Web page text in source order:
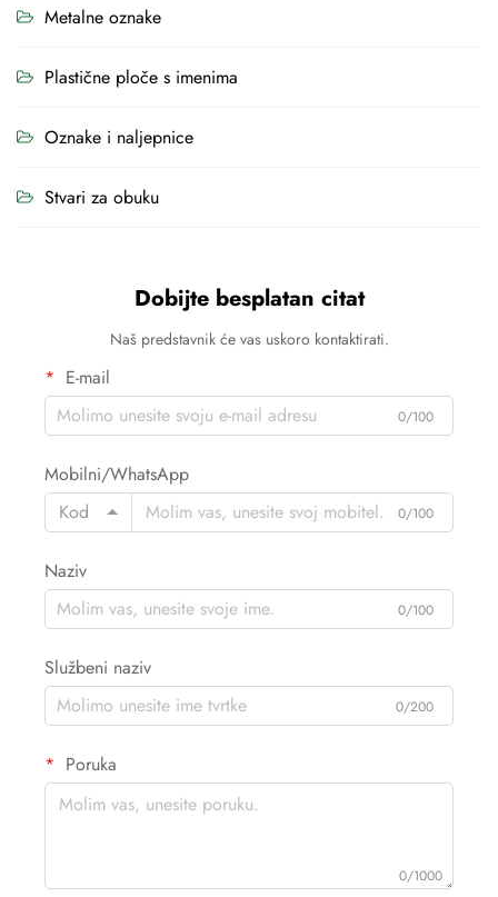
Metalne oznake
Plastične ploče s imenima
Oznake i naljepnice
Stvari za obuku
Dobijte besplatan citat
Naš predstavnik će vas uskoro kontaktirati.
E-mail
0/100
Mobilni/WhatsApp
Kod
0/100
Naziv
0/100
Službeni naziv
0/200
Poruka
0/1000